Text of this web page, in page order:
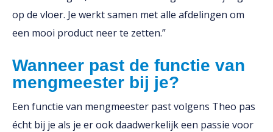
op de vloer. Je werkt samen met alle afdelingen om
een mooi product neer te zetten.”
Wanneer past de functie van
mengmeester bij je?
Een functie van mengmeester past volgens Theo pas
écht bij je als je er ook daadwerkelijk een passie voor